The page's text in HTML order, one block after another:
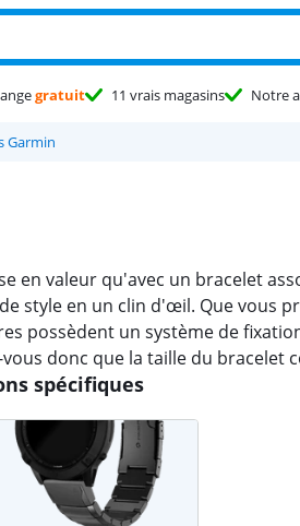
gratuit 11 vrais magasins Notre
Garmin
en valeur qu'avec un bracelet
style en un clin d'œil. Que vous
possèdent un système de
donc que la taille du bracelet
spécifiques